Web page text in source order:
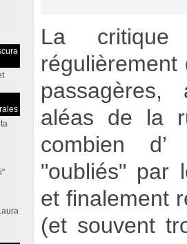
La critique
régulièrement
aléas de la
combien d’
"oubliés" par
et finalement
(et souvent